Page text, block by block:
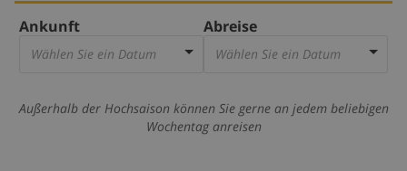
Ankunft
Wählen Sie ein Datum
Abreise
Wählen Sie ein Datum
Außerhalb der Hochsaison können Sie gerne an jedem beliebigen
Wochentag anreisen